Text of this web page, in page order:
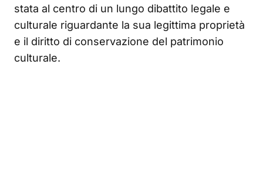
stata al centro di un lungo dibattito legale e
culturale riguardante la sua legittima proprietà
e il diritto di conservazione del patrimonio
culturale.